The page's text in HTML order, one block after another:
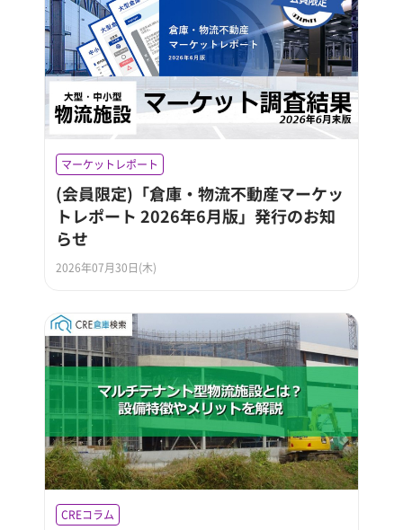
マーケットレポート
(会員限定)「倉庫・物流不動産マーケッ
トレポート 2026年6月版」発行のお知
らせ
2026年07月30日(木)
CREコラム